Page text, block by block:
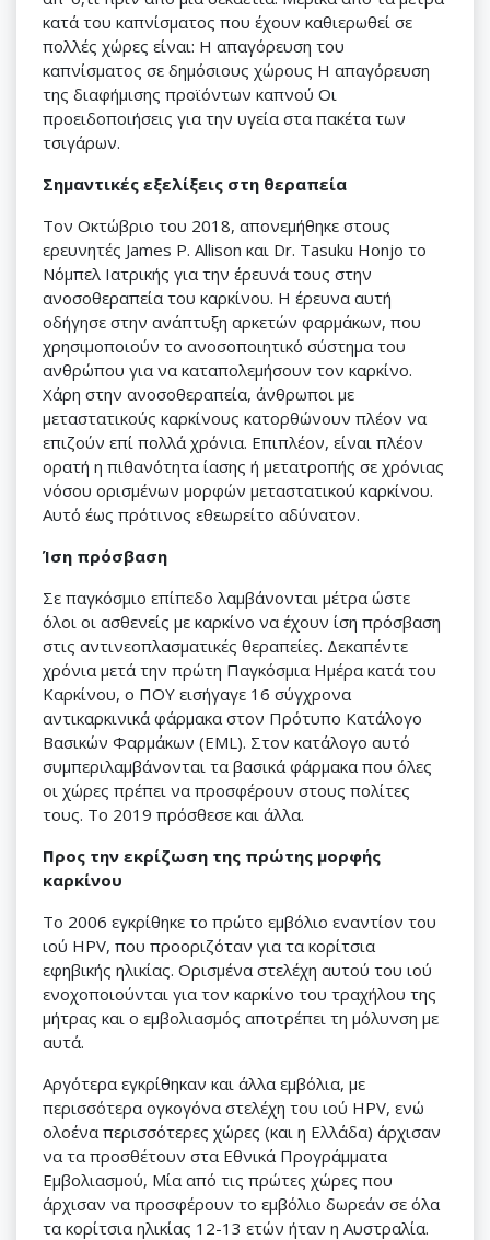
κατά του καπνίσματος που έχουν καθιερωθεί σε
πολλές χώρες είναι: Η απαγόρευση του
καπνίσματος σε δημόσιους χώρους Η απαγόρευση
της διαφήμισης προϊόντων καπνού Οι
προειδοποιήσεις για την υγεία στα πακέτα των
τσιγάρων.
Σημαντικές εξελίξεις στη θεραπεία
Τον Οκτώβριο του 2018, απονεμήθηκε στους
ερευνητές James P. Allison και Dr. Tasuku Honjo το
Νόμπελ Ιατρικής για την έρευνά τους στην
ανοσοθεραπεία του καρκίνου. Η έρευνα αυτή
οδήγησε στην ανάπτυξη αρκετών φαρμάκων, που
χρησιμοποιούν το ανοσοποιητικό σύστημα του
ανθρώπου για να καταπολεμήσουν τον καρκίνο.
Χάρη στην ανοσοθεραπεία, άνθρωποι με
μεταστατικούς καρκίνους κατορθώνουν πλέον να
επιζούν επί πολλά χρόνια. Επιπλέον, είναι πλέον
ορατή η πιθανότητα ίασης ή μετατροπής σε χρόνιας
νόσου ορισμένων μορφών μεταστατικού καρκίνου.
Αυτό έως πρότινος εθεωρείτο αδύνατον.
Ίση πρόσβαση
Σε παγκόσμιο επίπεδο λαμβάνονται μέτρα ώστε
όλοι οι ασθενείς με καρκίνο να έχουν ίση πρόσβαση
στις αντινεοπλασματικές θεραπείες. Δεκαπέντε
χρόνια μετά την πρώτη Παγκόσμια Ημέρα κατά του
Καρκίνου, ο ΠΟΥ εισήγαγε 16 σύγχρονα
αντικαρκινικά φάρμακα στον Πρότυπο Κατάλογο
Βασικών Φαρμάκων (EML). Στον κατάλογο αυτό
συμπεριλαμβάνονται τα βασικά φάρμακα που όλες
οι χώρες πρέπει να προσφέρουν στους πολίτες
τους. Το 2019 πρόσθεσε και άλλα.
Προς την εκρίζωση της πρώτης μορφής
καρκίνου
Το 2006 εγκρίθηκε το πρώτο εμβόλιο εναντίον του
ιού HPV, που προοριζόταν για τα κορίτσια
εφηβικής ηλικίας. Ορισμένα στελέχη αυτού του ιού
ενοχοποιούνται για τον καρκίνο του τραχήλου της
μήτρας και ο εμβολιασμός αποτρέπει τη μόλυνση με
αυτά.
Αργότερα εγκρίθηκαν και άλλα εμβόλια, με
περισσότερα ογκογόνα στελέχη του ιού HPV, ενώ
ολοένα περισσότερες χώρες (και η Ελλάδα) άρχισαν
να τα προσθέτουν στα Εθνικά Προγράμματα
Εμβολιασμού, Μία από τις πρώτες χώρες που
άρχισαν να προσφέρουν το εμβόλιο δωρεάν σε όλα
τα κορίτσια ηλικίας 12-13 ετών ήταν η Αυστραλία.